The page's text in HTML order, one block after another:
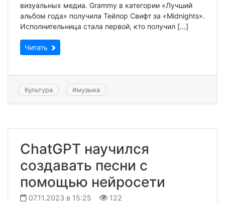
визуальных медиа. Grammy в категории «Лучший
альбом года» получила Тейлор Свифт за «Midnights».
Исполнительница стала первой, кто получил […]
Читать
Культура #музыка
ChatGPT научился
создавать песни с
помощью нейросети
07.11.2023 в 15:25 122